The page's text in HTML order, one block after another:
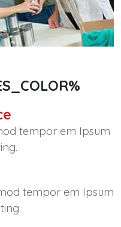
tempor em Ipsum
tempor em Ipsum